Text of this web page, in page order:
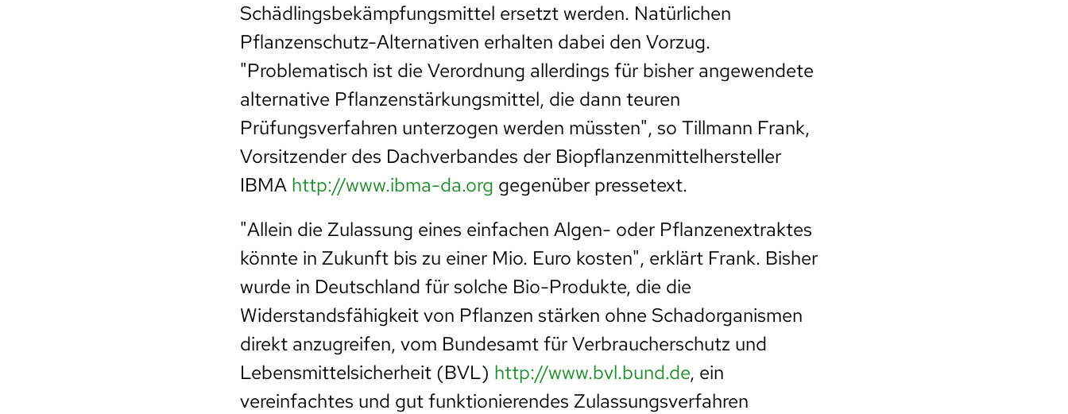
Schädlingsbekämpfungsmittel ersetzt werden. Natürlichen
Pflanzenschutz-Alternativen erhalten dabei den Vorzug.
"Problematisch ist die Verordnung allerdings für bisher angewendete
alternative Pflanzenstärkungsmittel, die dann teuren
Prüfungsverfahren unterzogen werden müssten", so Tillmann Frank,
Vorsitzender des Dachverbandes der Biopflanzenmittelhersteller
IBMA http://www.ibma-da.org gegenüber pressetext.
"Allein die Zulassung eines einfachen Algen- oder Pflanzenextraktes
könnte in Zukunft bis zu einer Mio. Euro kosten", erklärt Frank. Bisher
wurde in Deutschland für solche Bio-Produkte, die die
Widerstandsfähigkeit von Pflanzen stärken ohne Schadorganismen
direkt anzugreifen, vom Bundesamt für Verbraucherschutz und
Lebensmittelsicherheit (BVL) http://www.bvl.bund.de, ein
vereinfachtes und gut funktionierendes Zulassungsverfahren